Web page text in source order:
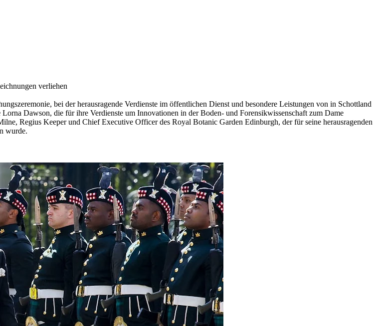
verliehen
bei der herausragende Verdienste im öffentlichen Dienst und besondere Leistungen von in Schottland
Dawson, die für ihre Verdienste um Innovationen in der Boden- und Forensikwissenschaft zum Dame
Regius Keeper und Chief Executive Officer des Royal Botanic Garden Edinburgh, der für seine herausragenden
wurde.